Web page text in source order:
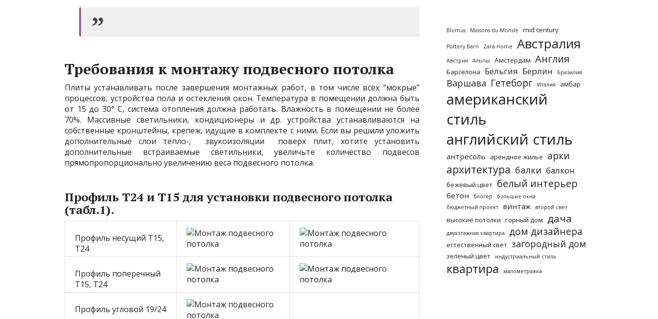
Требования к монтажу подвесного потолка
Плиты устанавливать после завершения монтажных работ, в том числе всех “мокрые”
процессов, устройства пола и остекления окон. Температура в помещении должна быть
от 15 до 30° С, система отопления должна работать. Влажность в помещении не более
70%. Массивные светильники, кондиционеры и др. устройства устанавливаются на
собственные кронштейны, крепеж, идущие в комплекте с ними. Если вы решили уложить
дополнительные слои тепло-, звукоизоляции поверх плит, хотите установить
дополнительные встраиваемые светильники, увеличьте количество подвесов
прямопропорционально увеличению веса подвесного потолка.
Профиль Т24 и Т15 для установки подвесного потолка
(табл.1).
Профиль несущий Т15,
Т24
Профиль поперечный
Т15, Т24
Профиль угловой 19/24
Blomus Maisons du Monde mid century
Pottery Barn Zara Home Австралия
Австрия Альпы Амстердам Англия
Барселона Бельгия Берлин Бразилия
Варшава Гетеборг Италия амбар
американский
стиль
английский стиль
антресоль арендное жилье арки
архитектура балки балкон
бежевый цвет белый интерьер
бетон блогер
большие окна
бюджетный проект
винтаж второй свет
высокие потолки горный дом дача
двухэтажная квартира дом дизайнера
естественный свет загородный дом
зеленый цвет индустриальный стиль
квартира малометражка